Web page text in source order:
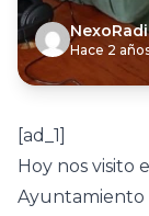
Hace 2
[ad_1]
Hoy nos visito
Ayuntamiento